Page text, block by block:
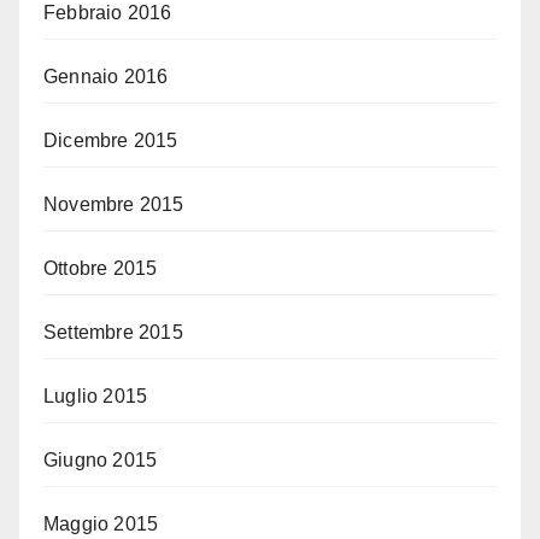
Febbraio 2016
Gennaio 2016
Dicembre 2015
Novembre 2015
Ottobre 2015
Settembre 2015
Luglio 2015
Giugno 2015
Maggio 2015